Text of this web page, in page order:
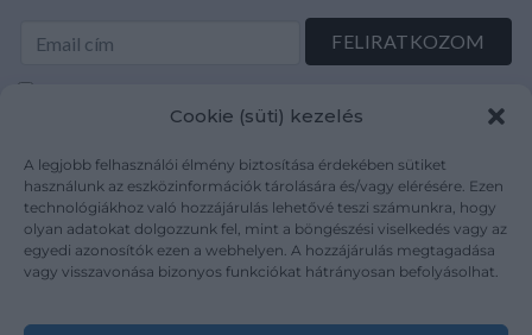
Cookie (süti) kezelés
A legjobb felhasználói élmény biztosítása érdekében sütiket
használunk az eszközinformációk tárolására és/vagy elérésére. Ezen
technológiákhoz való hozzájárulás lehetővé teszi számunkra, hogy
olyan adatokat dolgozzunk fel, mint a böngészési viselkedés vagy az
egyedi azonosítók ezen a webhelyen. A hozzájárulás megtagadása
vagy visszavonása bizonyos funkciókat hátrányosan befolyásolhat.
mutargy.com/adatkezelesi-tajekoztato/
Rólunk
Médiaajánlat
Karrier
Kapcsolat
Áraink
ÁSZF
Adatvédelem
Impresszum